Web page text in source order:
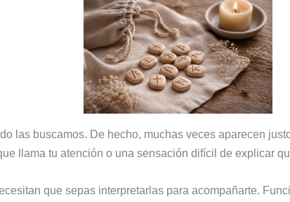
las buscamos. De hecho, muchas veces aparecen
llama tu atención o una sensación difícil de explicar
que sepas interpretarlas para acompañarte.